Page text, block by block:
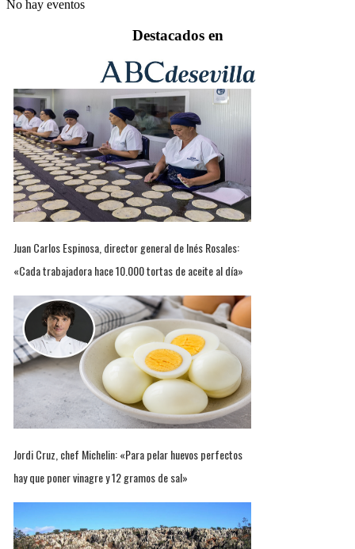
No hay eventos
Destacados en
Juan Carlos Espinosa, director general de Inés Rosales:
«Cada trabajadora hace 10.000 tortas de aceite al día»
Jordi Cruz, chef Michelin: «Para pelar huevos perfectos
hay que poner vinagre y 12 gramos de sal»